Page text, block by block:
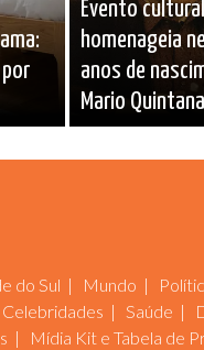
Evento
homenageia
anos de
Mario Quintana
do Sul Mundo
Celebridades Saúde
Mídia Kit e Tabela de